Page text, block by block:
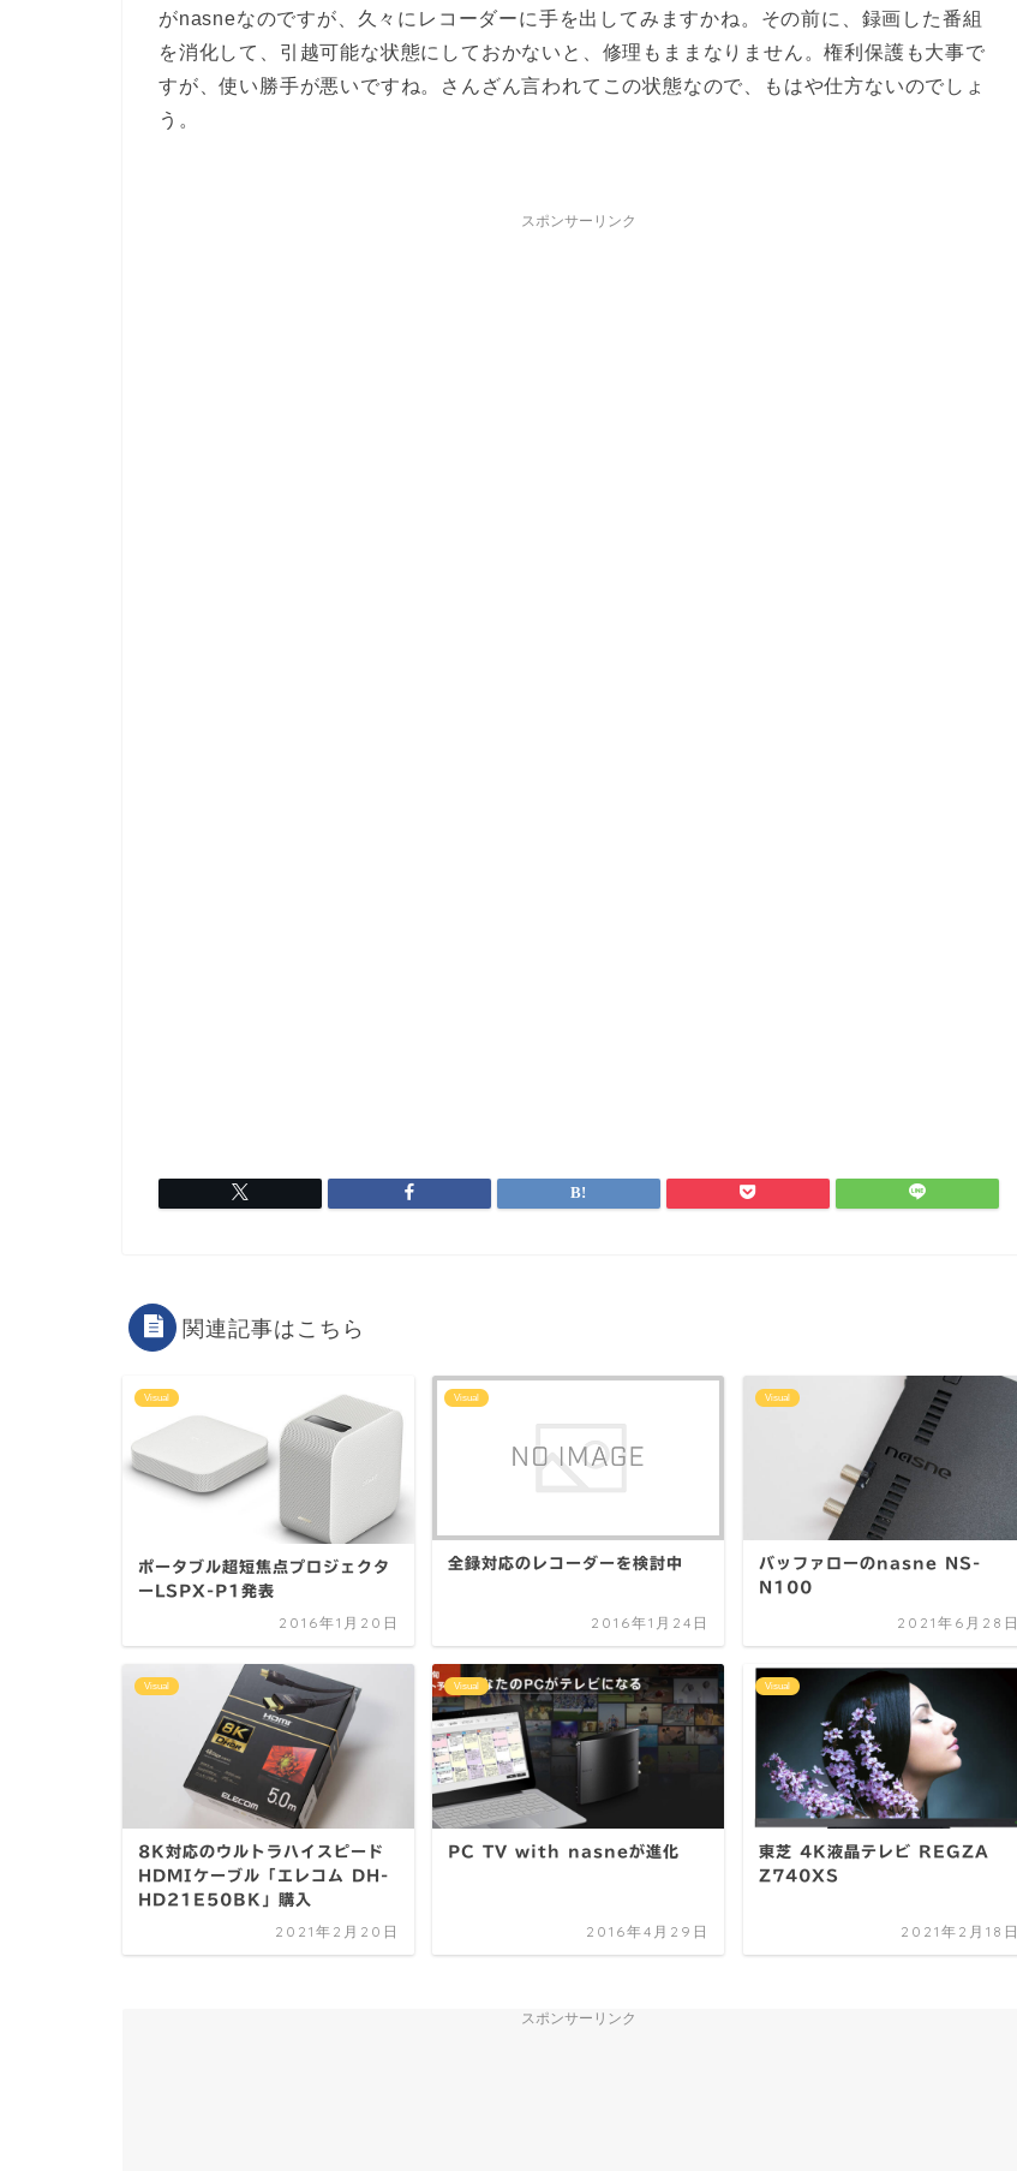
がnasneなのですが、久々にレコーダーに手を出してみますかね。その前に、録画した番組
を消化して、引越可能な状態にしておかないと、修理もままなりません。権利保護も大事で
すが、使い勝手が悪いですね。さんざん言われてこの状態なので、もはや仕方ないのでしょ
う。
スポンサーリンク
関連記事はこちら
Visual
ポータブル超短焦点プロジェクタ
ーLSPX-P1発表
2016年1月20日
Visual
全録対応のレコーダーを検討中
2016年1月24日
Visual
バッファローのnasne NS-
N100
2021年6月28日
Visual
8K対応のウルトラハイスピード
HDMIケーブル「エレコム DH-
HD21E50BK」購入
2021年2月20日
Visual
PC TV with nasneが進化
2016年4月29日
Visual
東芝 4K液晶テレビ REGZA
Z740XS
2021年2月18日
スポンサーリンク